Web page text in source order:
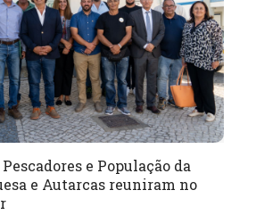
e População da
e Autarcas reuniram no